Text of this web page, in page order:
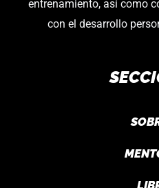
entrenamiento, así como
con el desarrollo